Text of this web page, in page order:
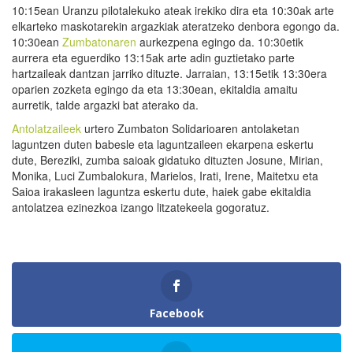
10:15ean Uranzu pilotalekuko ateak irekiko dira eta 10:30ak arte
elkarteko maskotarekin argazkiak ateratzeko denbora egongo da.
10:30ean Zumbatonaren aurkezpena egingo da. 10:30etik
aurrera eta eguerdiko 13:15ak arte adin guztietako parte
hartzaileak dantzan jarriko dituzte. Jarraian, 13:15etik 13:30era
oparien zozketa egingo da eta 13:30ean, ekitaldia amaitu
aurretik, talde argazki bat aterako da.
Antolatzaileek urtero Zumbaton Solidarioaren antolaketan
laguntzen duten babesle eta laguntzaileen ekarpena eskertu
dute, Bereziki, zumba saioak gidatuko dituzten Josune, Mirian,
Monika, Luci Zumbalokura, Marielos, Irati, Irene, Maitetxu eta
Saioa irakasleen laguntza eskertu dute, haiek gabe ekitaldia
antolatzea ezinezkoa izango litzatekeela gogoratuz.
Facebook